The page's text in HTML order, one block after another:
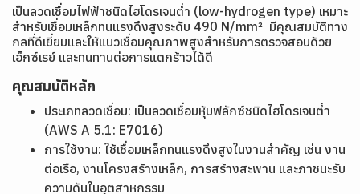
เป็นลวดเชื่อมไฟฟ้าชนิดไฮโดรเจนต่ำ (low-hydrogen type) เหมาะ
สำหรับเชื่อมเหล็กทนแรงดึงสูงระดับ 490 N/mm² มีคุณสมบัติทาง
กลที่ดีเยี่ยมและให้แนวเชื่อมคุณภาพสูงสำหรับการตรวจสอบด้วย
เอ็กซ์เรย์ และทนทานต่อการแตกร้าวได้ดี
คุณสมบัติหลัก
ประเภทลวดเชื่อม: เป็นลวดเชื่อมหุ้มฟลักซ์ชนิดไฮโดรเจนต่ำ
(AWS A 5.1: E7016)
การใช้งาน: ใช้เชื่อมเหล็กทนแรงดึงสูงในงานสำคัญ เช่น งาน
ต่อเรือ, งานโครงสร้างเหล็ก, การสร้างสะพาน และภาชนะรับ
ความดันในอุตสาหกรรม